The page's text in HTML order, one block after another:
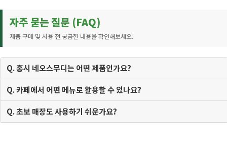
자주 묻는 질문 (FAQ)
제품 구매 및 사용 전 궁금한 내용을 확인해보세요.
Q. 홍시 네오스무디는 어떤 제품인가요?
Q. 카페에서 어떤 메뉴로 활용할 수 있나요?
Q. 초보 매장도 사용하기 쉬운가요?